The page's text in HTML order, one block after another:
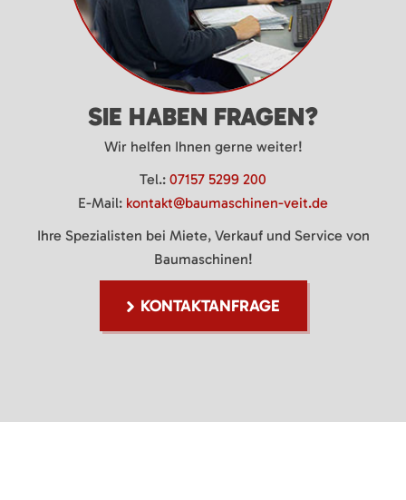
SIE HABEN FRAGEN?
Wir helfen Ihnen gerne weiter!
Tel.: 07157 5299 200
E-Mail: kontakt@baumaschinen-veit.de
Ihre Spezialisten bei Miete, Verkauf und Service von
Baumaschinen!
KONTAKTANFRAGE